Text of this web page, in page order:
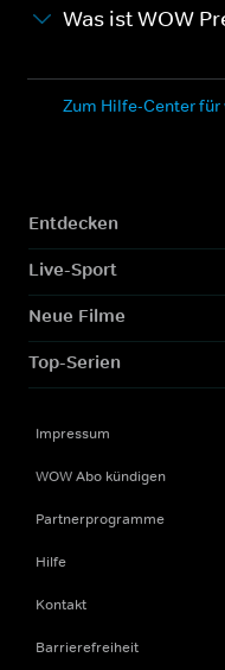
Was ist WOW
Zum Hilfe-Center
Entdecken
Live-Sport
Neue Filme
Top-Serien
Impressum
WOW Abo kündigen
Partnerprogramme
Hilfe
Kontakt
Barrierefreiheit